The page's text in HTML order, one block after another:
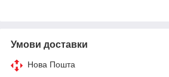
Умови доставки
Нова Пошта